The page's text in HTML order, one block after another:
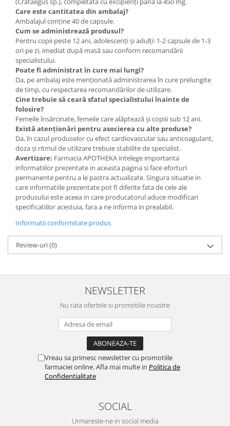
Care este cantitatea din ambalaj?
Ambalajul conține 40 de capsule.
Cum se administrează produsul?
Pentru copii peste 12 ani, adolescenți și adulți: 1-2 capsule de 1-3
ori pe zi, imediat după masă sau conform recomandării
specialistului.
Poate fi administrat în cure mai lungi?
Da, pe ambalaj este menționată administrarea în cure prelungite
de timp, cu respectarea recomandărilor de utilizare.
Cine trebuie să ceară sfatul specialistului înainte de
folosire?
Femeile însărcinate, femeile care alăptează și copiii sub 12 ani.
Există atenționări pentru asocierea cu alte produse?
Da, în cazul produselor cu efect cardiovascular sau anticoagulant,
doza și ritmul de utilizare trebuie stabilite de specialist.
Avertizare: Farmacia APOTHEKA intelege importanta
informatiilor prezentate in aceasta pagina si face eforturi
permanente pentru a le pastra actualizate. Singura situatie in
care informatiile prezentate pot fi diferite fata de cele ale
produsului este aceea in care producatorul aduce modificari
specificatiilor acestuia, fara a ne informa in prealabil.
Informatii conformitate produs
Review-uri(0)
NEWSLETTER
Nu rata ofertele si promotiile noastre
Vreau sa primesc newsletter cu promotiile
farmaciei online. Afla mai multe in Politica de
Confidentialitate
SOCIAL
Urmareste-ne in social media